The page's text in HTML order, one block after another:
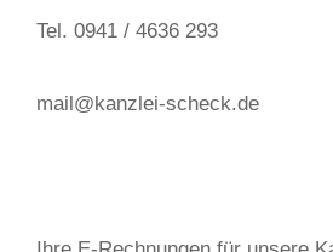
Tel. 0941 / 4636 293
mail@kanzlei-scheck.de